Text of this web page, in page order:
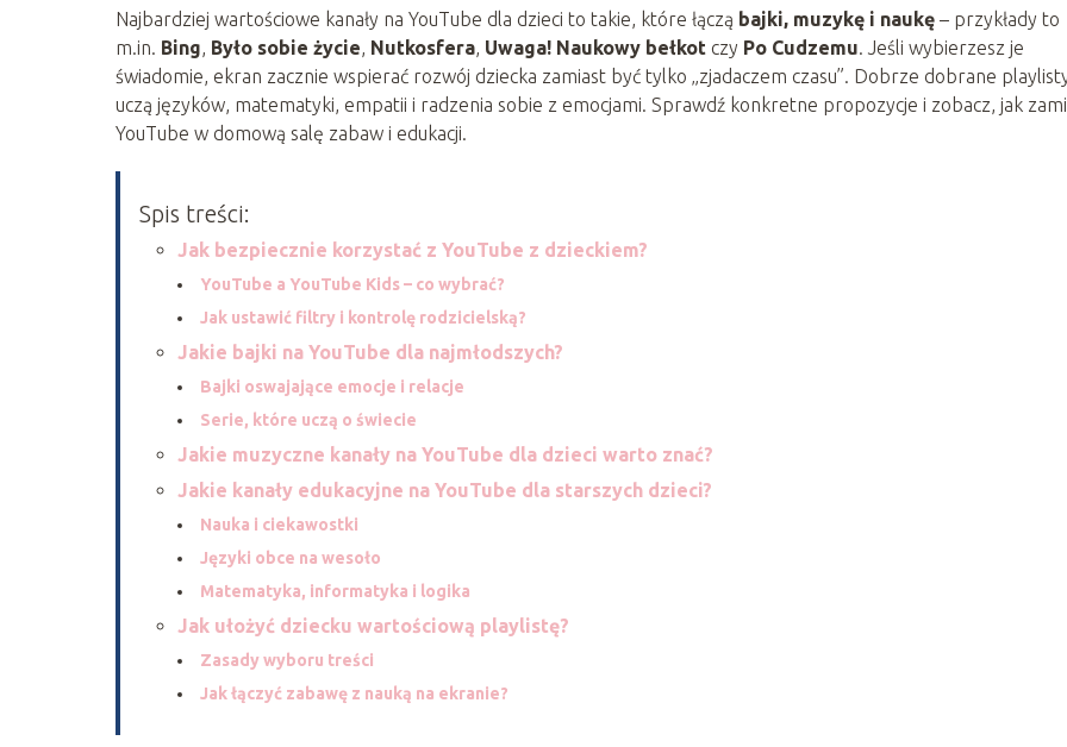
Najbardziej wartościowe kanały na YouTube dla dzieci to takie, które łączą bajki, muzykę i naukę – przykłady to
m.in. Bing, Było sobie życie, Nutkosfera, Uwaga! Naukowy bełkot czy Po Cudzemu. Jeśli wybierzesz je
świadomie, ekran zacznie wspierać rozwój dziecka zamiast być tylko „zjadaczem czasu”. Dobrze dobrane
uczą języków, matematyki, empatii i radzenia sobie z emocjami. Sprawdź konkretne propozycje i zobacz, jak
YouTube w domową salę zabaw i edukacji.
Spis treści:
Jak bezpiecznie korzystać z YouTube z dzieckiem?
YouTube a YouTube Kids – co wybrać?
Jak ustawić filtry i kontrolę rodzicielską?
Jakie bajki na YouTube dla najmłodszych?
Bajki oswajające emocje i relacje
Serie, które uczą o świecie
Jakie muzyczne kanały na YouTube dla dzieci warto znać?
Jakie kanały edukacyjne na YouTube dla starszych dzieci?
Nauka i ciekawostki
Języki obce na wesoło
Matematyka, informatyka i logika
Jak ułożyć dziecku wartościową playlistę?
Zasady wyboru treści
Jak łączyć zabawę z nauką na ekranie?